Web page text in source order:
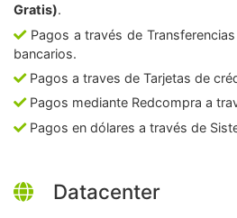
Gratis).
Pagos a través de
bancarios.
Pagos a traves de Tarjetas de
Pagos mediante Redcompra a
Pagos en dólares a través de
Datacenter